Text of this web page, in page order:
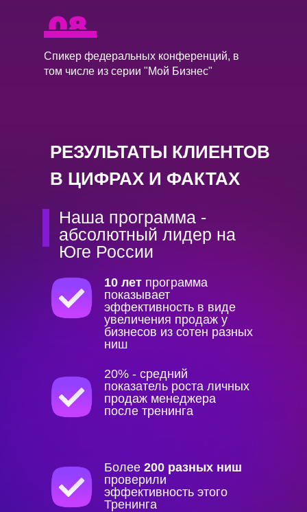
Спикер федеральных конференций, в
том числе из серии "Мой Бизнес"
РЕЗУЛЬТАТЫ КЛИЕНТОВ
В ЦИФРАХ И ФАКТАХ
Наша программа -
абсолютный лидер на
Юге России
20% - средний
показатель роста личных
продаж менеджера
после тренинга
Более 200 разных ниш
проверили
эффективность этого
Тренинга
10 лет программа
показывает
эффективность в виде
увеличения продаж у
бизнесов из сотен разных
ниш